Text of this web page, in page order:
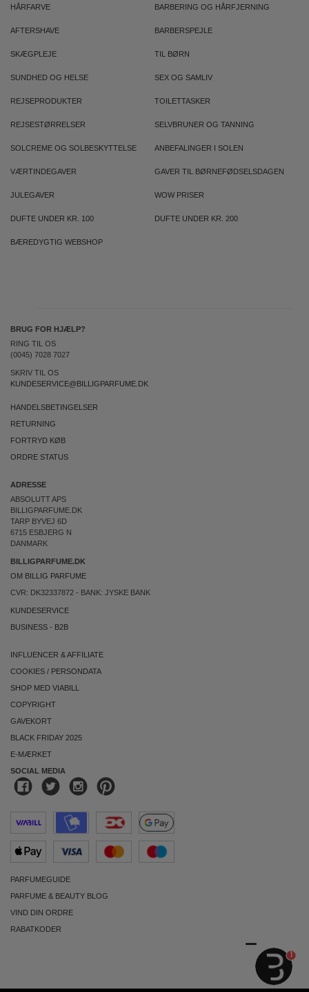
HÅRFARVE BARBERING OG HÅRFJERNING
AFTERSHAVE BARBERSPEJLE
SKÆGPLEJE TIL BØRN
SUNDHED OG HELSE SEX OG SAMLIV
REJSEPRODUKTER TOILETTASKER
REJSESTØRRELSER SELVBRUNER OG TANNING
SOLCREME OG SOLBESKYTTELSE ANBEFALINGER I SOLEN
VÆRTINDEGAVER GAVER TIL BØRNEFØDSELSDAGEN
JULEGAVER WOW PRISER
DUFTE UNDER KR. 100 DUFTE UNDER KR. 200
BÆREDYGTIG WEBSHOP
BRUG FOR HJÆLP?
RING TIL OS
(0045) 7028 7027
SKRIV TIL OS
KUNDESERVICE@BILLIGPARFUME.DK
HANDELSBETINGELSER
RETURNING
FORTRYD KØB
ORDRE STATUS
ADRESSE
ABSOLUTT APS
BILLIGPARFUME.DK
TARP BYVEJ 6D
6715 ESBJERG N
DANMARK
BILLIGPARFUME.DK
OM BILLIG PARFUME
CVR: DK32337872 - BANK: JYSKE BANK
KUNDESERVICE
BUSINESS - B2B
INFLUENCER & AFFILIATE
COOKIES / PERSONDATA
SHOP MED VIABILL
COPYRIGHT
GAVEKORT
BLACK FRIDAY 2025
E-MÆRKET
SOCIAL MEDIA
PARFUMEGUIDE
PARFUME & BEAUTY BLOG
VIND DIN ORDRE
RABATKODER
1